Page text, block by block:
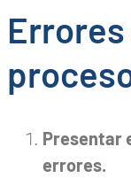
Presentar
errores.